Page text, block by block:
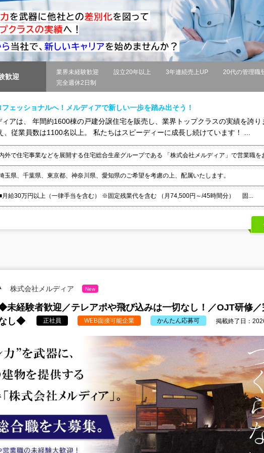
歓迎
業界未経験歓迎 設立20年以上 3年連続売上UP
20代の管理職
完全週休2日制
ェッショナルへ！メルディアで新しい一歩を踏み出そう！
アは、 年間約1600棟の戸建分譲住宅を販売し、業界トップクラスの実績を誇り
、従業員数は1100名以上。 私たちはスピーディーに成長し続けています！ ...
外で住宅事業などを展開する住宅総合生産グループである 「株式会社メルディア」で営業職を
玉県、千葉県、東京都、神奈川県、愛知県のご希望を考慮の上、配属いたします。
月給30万円以上（一律手当を含む） ※固定残業代を含む （月74,500円～/45時間分） 固...
株式会社メルディア New
未経験者歓迎／テレアポや飛び込みは一切なし！／OJT研修／
し◆
正社員 WEB面接可能企業 かんたん応募可 掲載終了日：